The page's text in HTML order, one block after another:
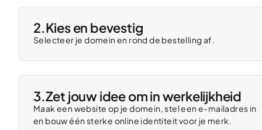
2.Kies en bevestig
Selecteer je domein en rond de bestelling af.
3.Zet jouw idee om in werkelijkheid
Maak een website op je domein, stel een e-mailadres in
en bouw één sterke online identiteit voor je merk.